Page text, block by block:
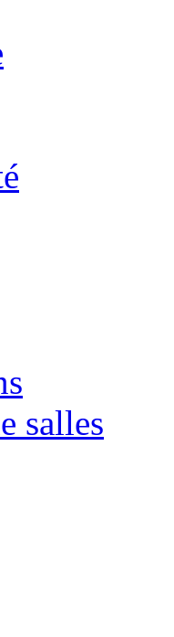
salles